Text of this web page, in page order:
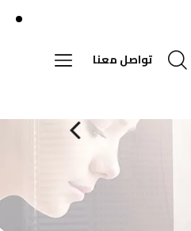
تواصل معنا